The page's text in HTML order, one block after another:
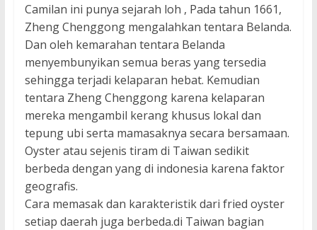
Camilan ini punya sejarah loh , Pada tahun 1661,
Zheng Chenggong mengalahkan tentara Belanda.
Dan oleh kemarahan tentara Belanda
menyembunyikan semua beras yang tersedia
sehingga terjadi kelaparan hebat. Kemudian
tentara Zheng Chenggong karena kelaparan
mereka mengambil kerang khusus lokal dan
tepung ubi serta mamasaknya secara bersamaan.
Oyster atau sejenis tiram di Taiwan sedikit
berbeda dengan yang di indonesia karena faktor
geografis.
Cara memasak dan karakteristik dari fried oyster
setiap daerah juga berbeda.di Taiwan bagian